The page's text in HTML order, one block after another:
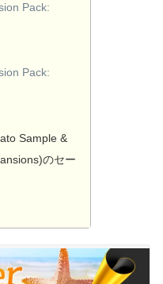
Pack:
Pack:
Sample &
のセー